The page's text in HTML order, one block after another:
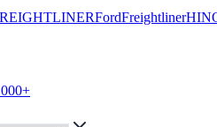
FordFreightliner